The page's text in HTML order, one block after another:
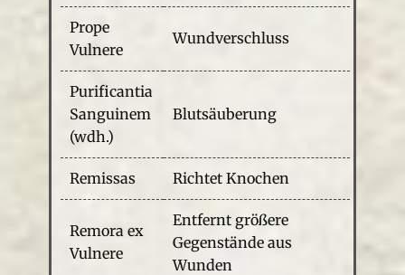
Prope
Vulnere
Wundverschluss
Purificantia
Sanguinem
(wdh.)
Blutsäuberung
Remissas Richtet Knochen
Remora ex
Vulnere
Entfernt größere
Gegenstände aus
Wunden